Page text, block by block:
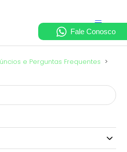
e Perguntas Frequentes